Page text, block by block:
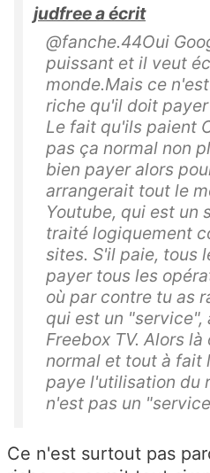
judfree a écrit
@fanche.44Oui
puissant et il veut
monde.Mais ce
riche qu'il doit
Le fait qu'ils paient
pas ça normal non
bien payer alors
arrangerait tout le
Youtube, qui est un
traité logiquement
sites. S'il paie, tous
payer tous les
où par contre tu as
qui est un "service",
Freebox TV. Alors
normal et tout à fait
paye l'utilisation du
n'est pas un
Ce n'est surtout pas